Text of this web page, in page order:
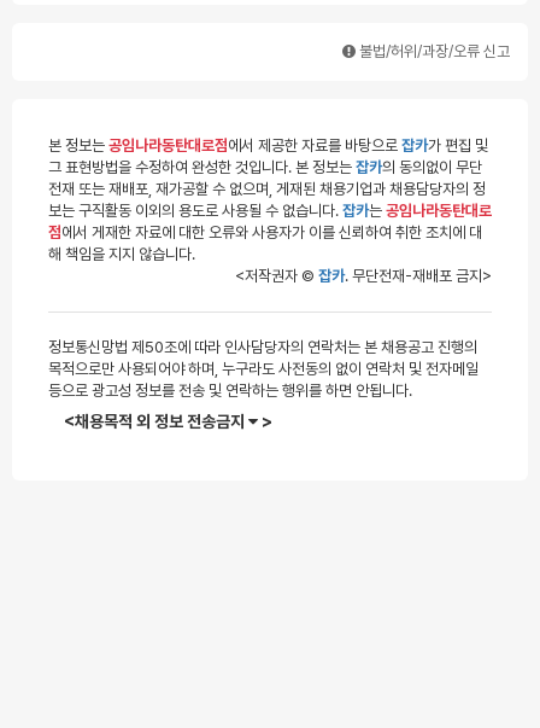
불법/허위/과장/오류 신고
본 정보는 공임나라동탄대로점에서 제공한 자료를 바탕으로 잡카가 편집 및
그 표현방법을 수정하여 완성한 것입니다. 본 정보는 잡카의 동의없이 무단
전재 또는 재배포, 재가공할 수 없으며, 게재된 채용기업과 채용담당자의 정
보는 구직활동 이외의 용도로 사용될 수 없습니다. 잡카는 공임나라동탄대로
점에서 게재한 자료에 대한 오류와 사용자가 이를 신뢰하여 취한 조치에 대
해 책임을 지지 않습니다.
<저작권자 © 잡카. 무단전재-재배포 금지>
정보통신망법 제50조에 따라 인사담당자의 연락처는 본 채용공고 진행의
목적으로만 사용되어야 하며, 누구라도 사전동의 없이 연락처 및 전자메일
등으로 광고성 정보를 전송 및 연락하는 행위를 하면 안됩니다.
<채용목적 외 정보 전송금지 >